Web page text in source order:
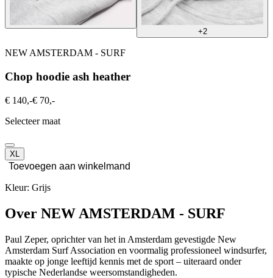
+2
NEW AMSTERDAM - SURF
Chop hoodie ash heather
€ 140,-€ 70,-
Selecteer maat
XL
Toevoegen aan winkelmand
Kleur: Grijs
Over NEW AMSTERDAM - SURF
Paul Zeper, oprichter van het in Amsterdam gevestigde New
Amsterdam Surf Association en voormalig professioneel windsurfer,
maakte op jonge leeftijd kennis met de sport – uiteraard onder
typische Nederlandse weersomstandigheden.